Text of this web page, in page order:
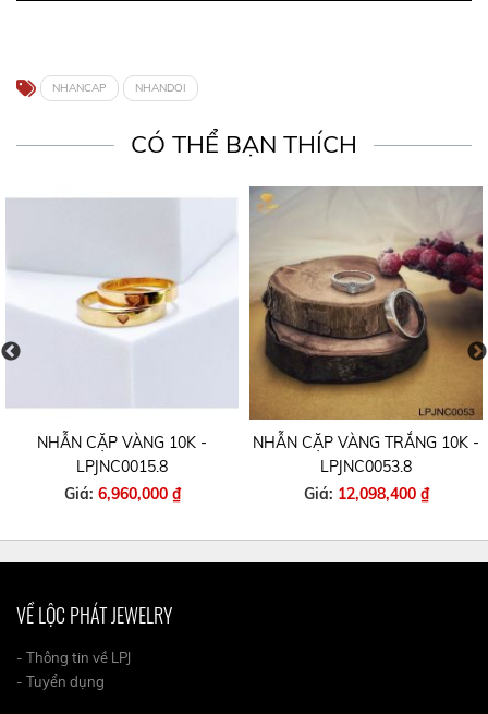
NHANCAP NHANDOI
CÓ THỂ BẠN THÍCH
NHẪN CẶP VÀNG 10K -
LPJNC0015.8
Giá: 6,960,000 ₫
NHẪN CẶP VÀNG TRẮNG 10K -
LPJNC0053.8
Giá: 12,098,400 ₫
VỀ LỘC PHÁT JEWELRY
- Thông tin về LPJ
- Tuyển dụng